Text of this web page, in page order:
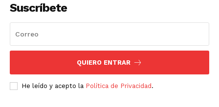
Suscríbete
QUIERO ENTRAR
He leído y acepto la Política de Privacidad.